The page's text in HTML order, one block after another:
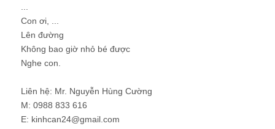
Con ơi, ...
Lên đường
Không bao giờ nhỏ bé được
Nghe con.
Liên hệ: Mr. Nguyễn Hùng Cường
M: 0988 833 616
E: kinhcan24@gmail.com